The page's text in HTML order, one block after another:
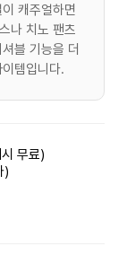
캐주얼하면
나 치노 팬츠
블 기능을 더
템입니다.
무료)
)